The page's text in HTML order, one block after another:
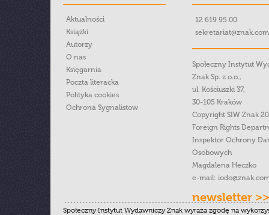
Aktualności
Książki
Autorzy
O nas
Księgarnia
Poczta literacka
Polityka cookies
Ochrona Sygnalistow
12 619 95 00
Społeczny Instytut
Znak Sp. z o.o.,
ul. Kościuszki 37,
30-105 Kraków
Copyright SIW Znak
Foreign Rights
Inspektor Ochrony
Osobowych
Magdalena Heczko
e-mail:
newsletter >>
Społeczny Instytut Wydawniczy Znak wyraża zgodę na